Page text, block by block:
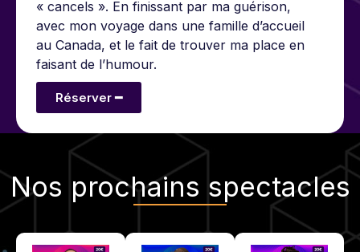
« cancels ». En finissant par ma guérison,
avec mon voyage dans une famille d’accueil
au Canada, et le fait de trouver ma place en
faisant de l’humour.
Réserver ━
Nos prochains spectacles